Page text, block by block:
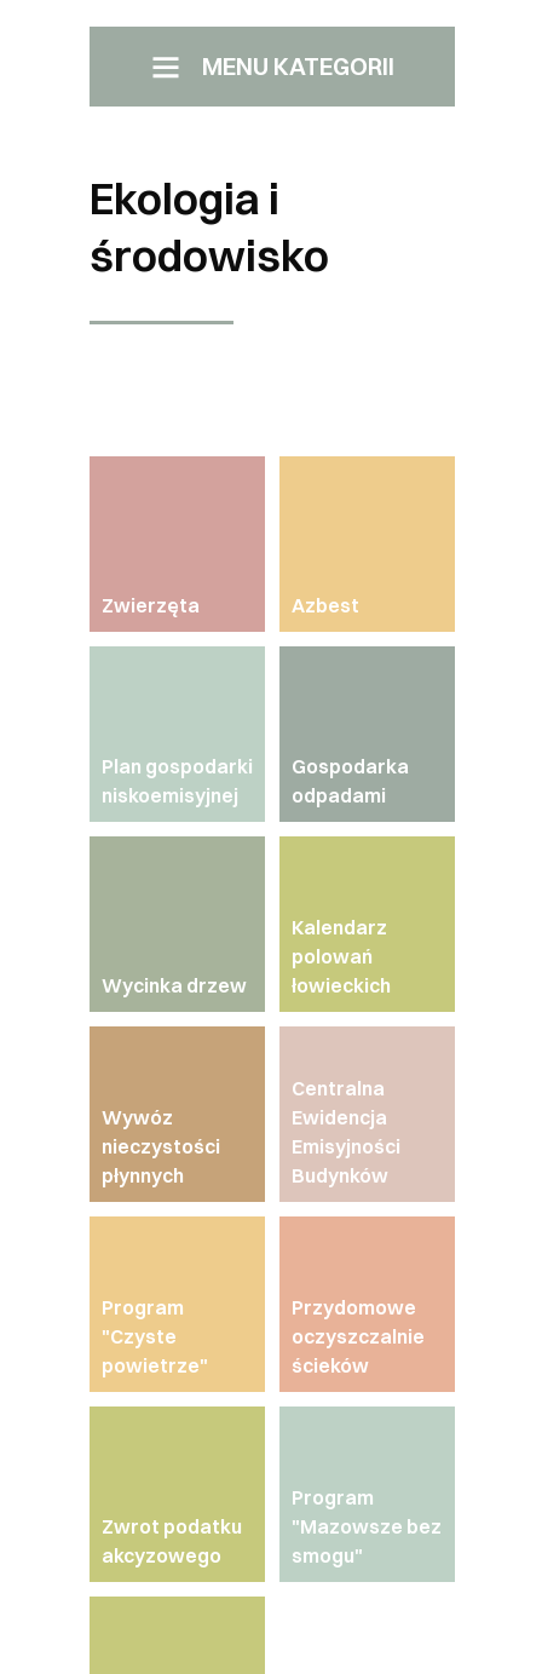
MENU KATEGORII
Kontakt z nami
Ekologia i
środowisko
Zwierzęta Azbest
Plan gospodarki
niskoemisyjnej
Gospodarka
odpadami
Wycinka drzew
Kalendarz
polowań
łowieckich
Wywóz
nieczystości
płynnych
Centralna
Ewidencja
Emisyjności
Budynków
Program
"Czyste
powietrze"
Przydomowe
oczyszczalnie
ścieków
Zwrot podatku
akcyzowego
Program
"Mazowsze bez
smogu"